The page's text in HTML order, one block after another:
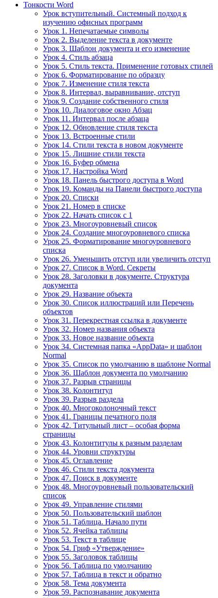
Тонкости Word
Урок вступительный. Системный подход к
изучению офисных программ
Урок 1. Непечатаемые символы
Урок 2. Выделение текста в документе
Урок 3. Шаблон документа и его изменение
Урок 4. Стиль абзаца
Урок 5. Стиль текста. Применение готовых стилей
Урок 6. Форматирование по образцу
Урок 7. Изменение стиля текста
Урок 8. Интервал, выравнивание, отступ
Урок 9. Создание собственного стиля
Урок 10. Диалоговое окно Абзац
Урок 11. Интервал после абзаца
Урок 12. Обновление стиля текста
Урок 13. Встроенные стили
Урок 14. Стили текста в новом документе
Урок 15. Лишние стили текста
Урок 16. Буфер обмена
Урок 17. Настройка Word
Урок 18. Панель быстрого доступа в Word
Урок 19. Команды на Панели быстрого доступа
Урок 20. Списки
Урок 21. Номер в списке
Урок 22. Начать список с 1
Урок 23. Многоуровневый список
Урок 24. Создание многоуровневого списка
Урок 25. Форматирование многоуровневого
списка
Урок 26. Уменьшить отступ или увеличить отступ
Урок 27. Список в Word. Секреты
Урок 28. Заголовки в документе. Структура
документа
Урок 29. Название объекта
Урок 30. Список иллюстраций или Перечень
объектов
Урок 31. Перекрестная ссылка в документе
Урок 32. Номер названия объекта
Урок 33. Новое название объекта
Урок 34. Системная папка «AppData» и шаблон
Normal
Урок 35. Список по умолчанию в шаблоне Normal
Урок 36. Шаблон документа по умолчанию
Урок 37. Разрыв страницы
Урок 38. Колонтитул
Урок 39. Разрыв раздела
Урок 40. Многоколоночный текст
Урок 41. Границы печатного поля
Урок 42. Титульный лист – особая форма
страницы
Урок 43. Колонтитулы к разным разделам
Урок 44. Уровни структуры
Урок 45. Оглавление
Урок 46. Стили текста документа
Урок 47. Поиск в документе
Урок 48. Многоуровневый пользовательский
список
Урок 49. Управление стилями
Урок 50. Пользовательский шаблон
Урок 51. Таблица. Начало пути
Урок 52. Ячейка таблицы
Урок 53. Текст в таблице
Урок 54. Гриф «Утверждение»
Урок 55. Заголовок таблицы
Урок 56. Таблица по умолчанию
Урок 57. Таблица в текст и обратно
Урок 58. Тема документа
Урок 59. Распознавание документа